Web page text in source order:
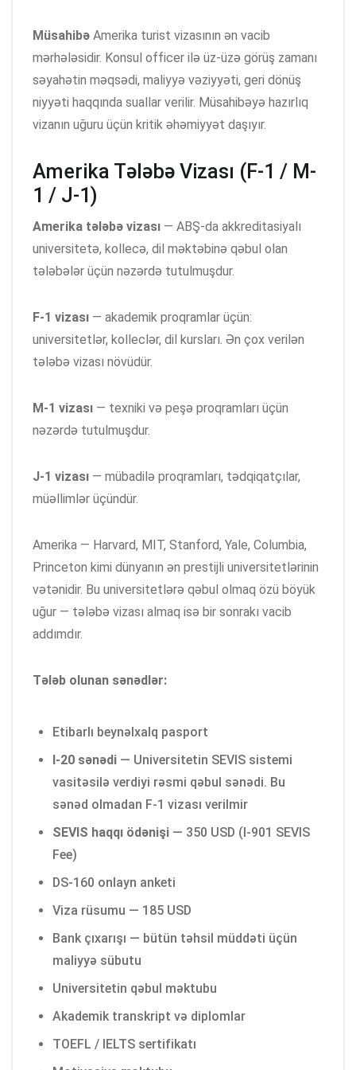
Müsahibə Amerika turist vizasının ən vacib
mərhələsidir. Konsul officer ilə üz-üzə görüş zamanı
səyahətin məqsədi, maliyyə vəziyyəti, geri dönüş
niyyəti haqqında suallar verilir. Müsahibəyə hazırlıq
vizanın uğuru üçün kritik əhəmiyyət daşıyır.
Amerika Tələbə Vizası (F-1 / M-
1 / J-1)
Amerika tələbə vizası — ABŞ-da akkreditasiyalı
universitetə, kollecə, dil məktəbinə qəbul olan
tələbələr üçün nəzərdə tutulmuşdur.
F-1 vizası — akademik proqramlar üçün:
universitetlər, kolleclər, dil kursları. Ən çox verilən
tələbə vizası növüdür.
M-1 vizası — texniki və peşə proqramları üçün
nəzərdə tutulmuşdur.
J-1 vizası — mübadilə proqramları, tədqiqatçılar,
müəllimlər üçündür.
Amerika — Harvard, MIT, Stanford, Yale, Columbia,
Princeton kimi dünyanın ən prestijli universitetlərinin
vətənidir. Bu universitetlərə qəbul olmaq özü böyük
uğur — tələbə vizası almaq isə bir sonrakı vacib
addımdır.
Tələb olunan sənədlər:
Etibarlı beynəlxalq pasport
I-20 sənədi — Universitetin SEVIS sistemi
vasitəsilə verdiyi rəsmi qəbul sənədi. Bu
sənəd olmadan F-1 vizası verilmir
SEVIS haqqı ödənişi — 350 USD (I-901 SEVIS
Fee)
DS-160 onlayn anketi
Viza rüsumu — 185 USD
Bank çıxarışı — bütün təhsil müddəti üçün
maliyyə sübutu
Universitetin qəbul məktubu
Akademik transkript və diplomlar
TOEFL / IELTS sertifikatı